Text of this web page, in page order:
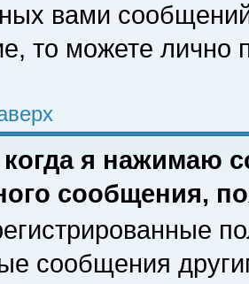
вами
то можете лично
я нажимаю
сообщения,
сообщения